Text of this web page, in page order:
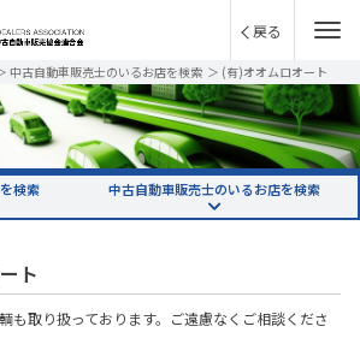
戻る
中古自動車販売士のいるお店を検索 ＞ (有)オオムロオート
検索 中古自動車販売士のいるお店を検索
ト
も取り扱っております。ご遠慮なくご相談くださ